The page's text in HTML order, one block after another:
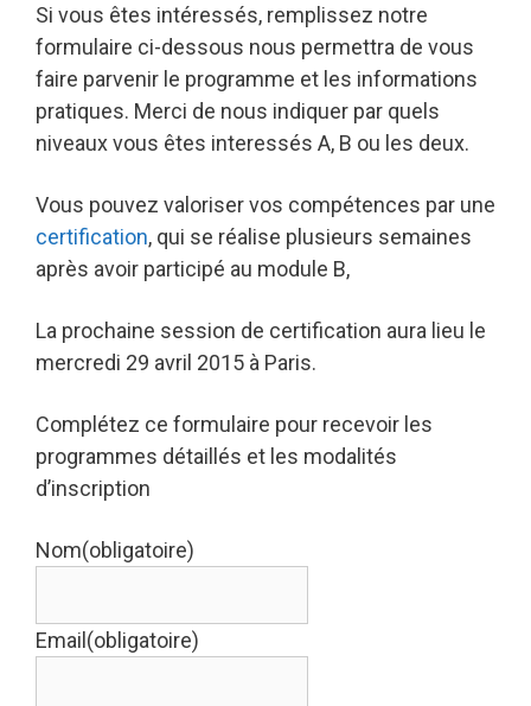
Si vous êtes intéressés, remplissez notre
formulaire ci-dessous nous permettra de vous
faire parvenir le programme et les informations
pratiques. Merci de nous indiquer par quels
niveaux vous êtes interessés A, B ou les deux.
Vous pouvez valoriser vos compétences par une
certification, qui se réalise plusieurs semaines
après avoir participé au module B,
La prochaine session de certification aura lieu le
mercredi 29 avril 2015 à Paris.
Complétez ce formulaire pour recevoir les
programmes détaillés et les modalités
d’inscription
Nom(obligatoire)
Email (obligatoire)